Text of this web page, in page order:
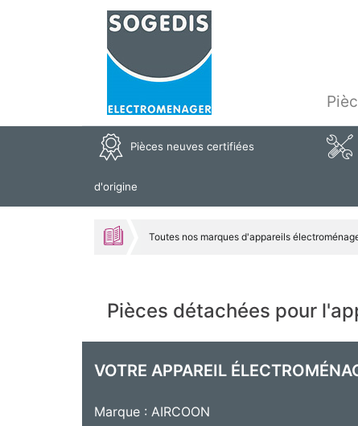
Pièces neuves certifiées
d'origine
Toutes nos marques d'appareils
Pièces détachées pour
VOTRE APPAREIL
Marque : AIRCOON